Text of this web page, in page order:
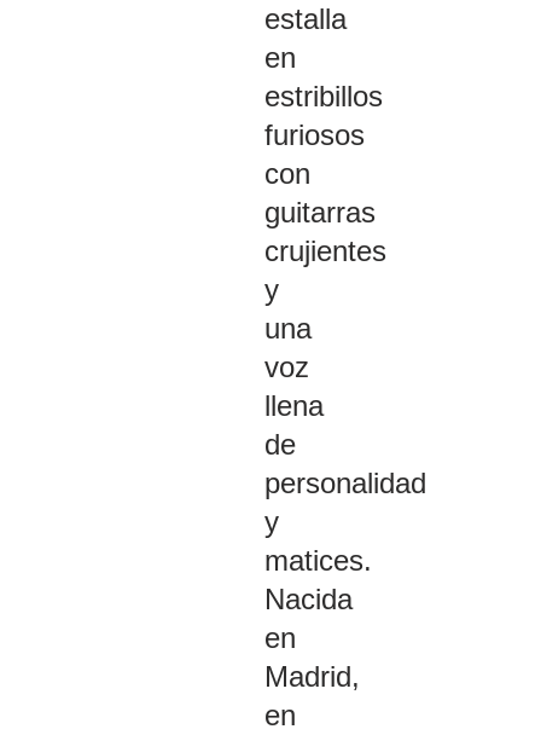
estalla
en
estribillos
furiosos
con
guitarras
crujientes
y
una
voz
llena
de
personalidad
y
matices.
Nacida
en
Madrid,
en